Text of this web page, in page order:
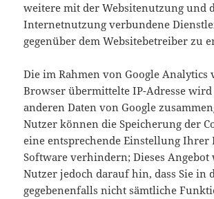
weitere mit der Websitenutzung und
Internetnutzung verbundene
gegenüber dem Websitebetreiber zu
Die im Rahmen von Google Analytics
Browser übermittelte IP-Adresse
anderen Daten von Google
Nutzer können die Speicherung der
eine entsprechende Einstellung Ihrer
Software verhindern; Dieses Angebot
Nutzer jedoch darauf hin, dass Sie in
gegebenenfalls nicht sämtliche